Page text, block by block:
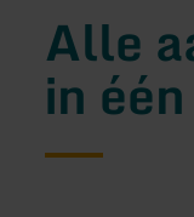
Alle
in